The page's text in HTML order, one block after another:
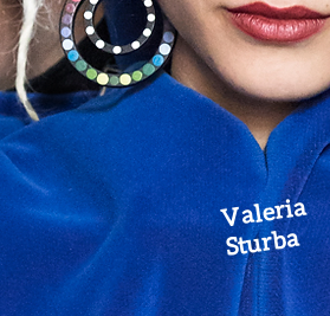
Valeria
Sturba